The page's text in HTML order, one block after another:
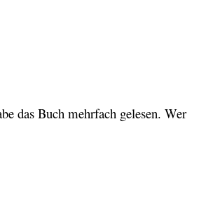
das Buch mehrfach gelesen. Wer